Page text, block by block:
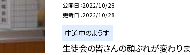
公開日 2022/10/28
更新日 2022/10/28
中道中のようす
生徒会の皆さんの顔ぶれが変わりま